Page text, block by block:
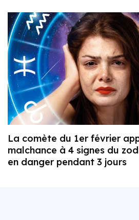
La comète du 1er février
malchance à 4 signes du
en danger pendant 3 jours